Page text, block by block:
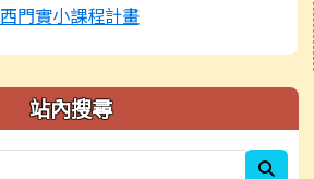
西門實小課程計畫
站內搜尋